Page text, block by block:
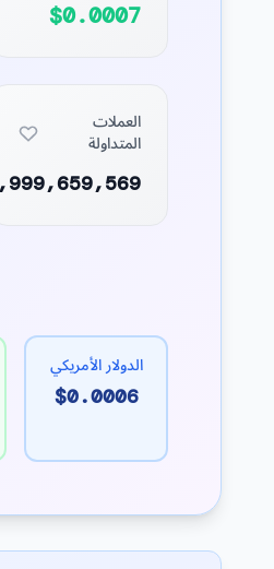
$0.0007
العملات
المتداولة
الدولار الأمريكي
$0.0006